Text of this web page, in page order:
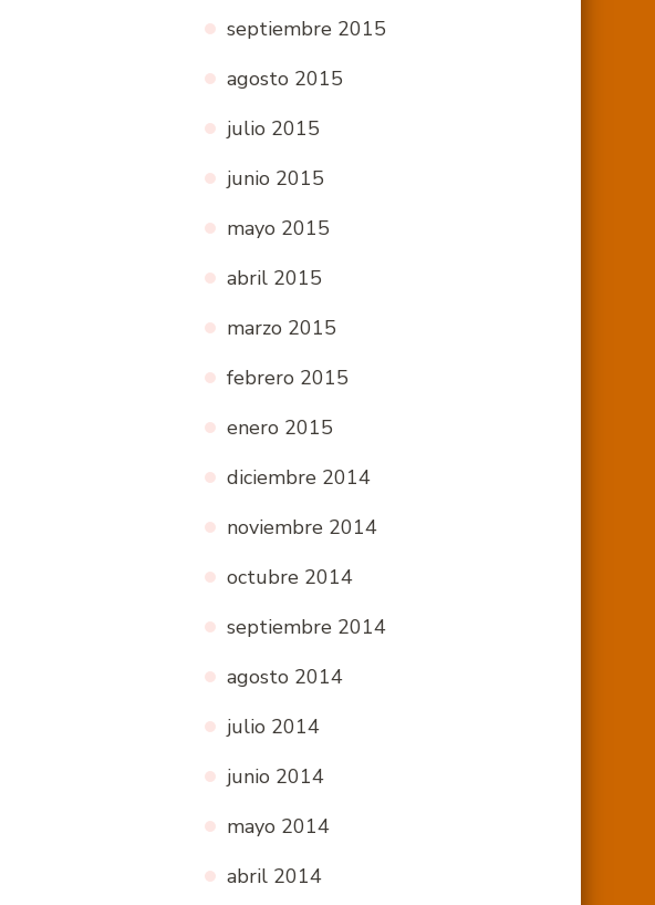
septiembre 2015
agosto 2015
julio 2015
junio 2015
mayo 2015
abril 2015
marzo 2015
febrero 2015
enero 2015
diciembre 2014
noviembre 2014
octubre 2014
septiembre 2014
agosto 2014
julio 2014
junio 2014
mayo 2014
abril 2014